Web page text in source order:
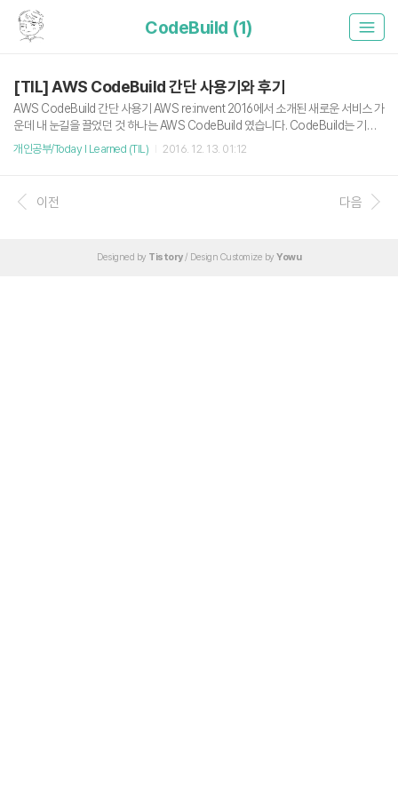
CodeBuild (1)
[TIL] AWS CodeBuild 간단 사용기와 후기
AWS CodeBuild 간단 사용기 AWS re:invent 2016에서 소개된 새로운 서비스 가
운데 내 눈길을 끌었던 것 하나는 AWS CodeBuild 였습니다. CodeBuild는 기존
의 Jenkins CI나 Travis CI를 대체할 수 있지 않을까? 라고 기대하고 있는 서비스
입니다. 개인적으로 CI 툴을 포함한 배포 자동화에 굉장히 약한 편입니다. (그냥 서버
간단하게 나마 사용해봤습니다. CodeBuild는 현재 Virginia, Oregon, Ireland 에
서만 사용할 수 있습니다. 비용은 Build에 걸리는 Computing Time이라고 합니다.
개인공부/Today I Learned (TIL) 2016. 12. 13. 01:12
이전 다음
Designed by Tistory/ Design Customize by Yowu